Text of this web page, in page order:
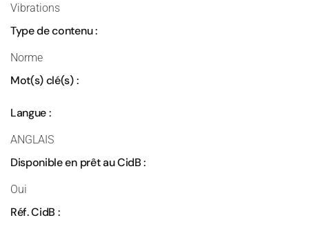
Vibrations
Type de contenu :
Norme
Mot(s) clé(s) :
Langue :
ANGLAIS
Disponible en prêt au CidB :
Oui
Réf. CidB :